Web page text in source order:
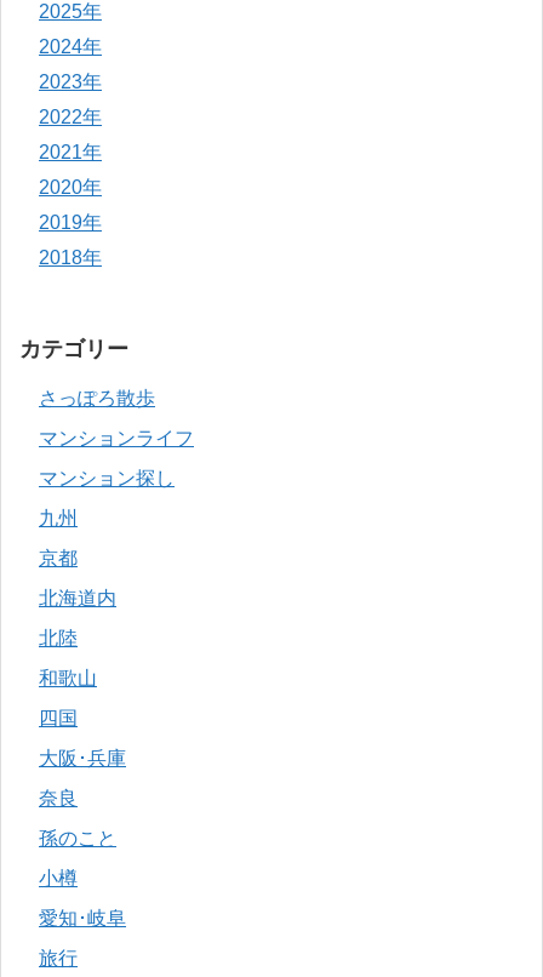
2025年
2024年
2023年
2022年
2021年
2020年
2019年
2018年
カテゴリー
さっぽろ散歩
マンションライフ
マンション探し
九州
京都
北海道内
北陸
和歌山
四国
大阪･兵庫
奈良
孫のこと
小樽
愛知･岐阜
旅行